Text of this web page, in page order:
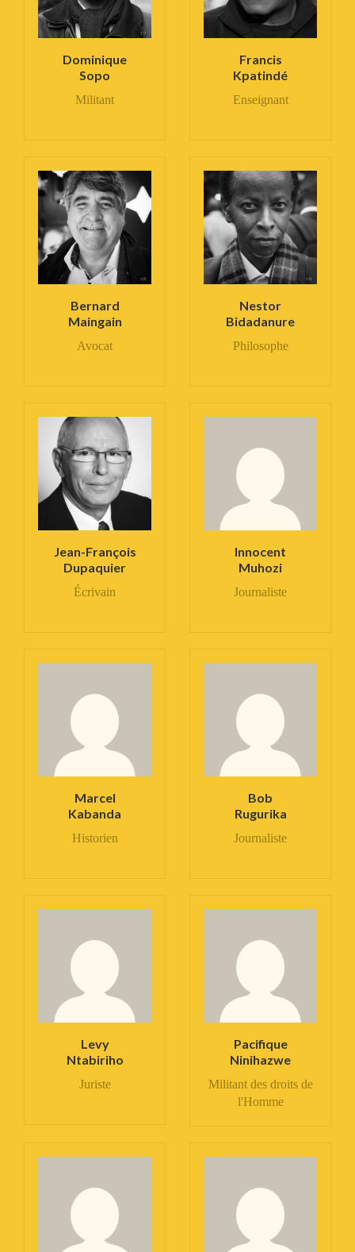
Dominique
Sopo
Militant
Francis
Kpatindé
Enseignant
Bernard
Maingain
Avocat
Nestor
Bidadanure
Philosophe
Jean-François
Dupaquier
Écrivain
Innocent
Muhozi
Journaliste
Marcel
Kabanda
Historien
Bob
Rugurika
Journaliste
Levy
Ntabiriho
Juriste
Pacifique
Ninihazwe
Militant des droits de
l'Homme